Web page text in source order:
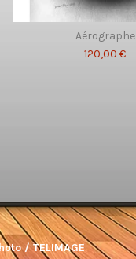
Aérographe
120,00 €
/ TELIMAGE